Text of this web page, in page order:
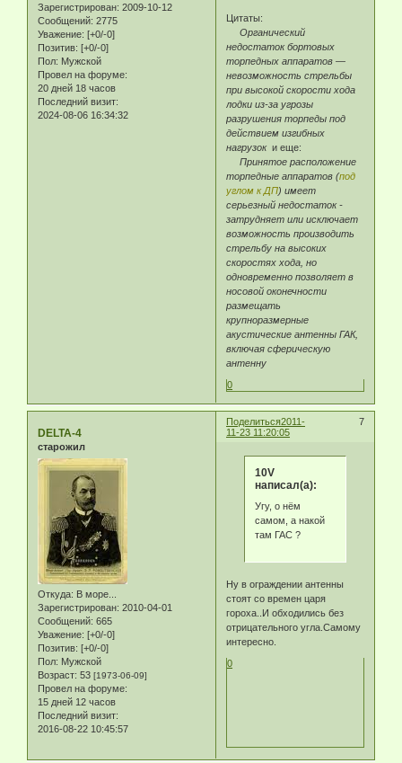
Зарегистрирован: 2009-10-12
Сообщений: 2775
Уважение: [+0/-0]
Позитив: [+0/-0]
Пол: Мужской
Провел на форуме:
20 дней 18 часов
Последний визит:
2024-08-06 16:34:32
Цитаты:
Органический
недостаток бортовых
торпедных аппаратов —
невозможность стрельбы
при высокой скорости хода
лодки из-за угрозы
разрушения торпеды под
действием изгибных
нагрузоки еще:
Принятое расположение
торпедные аппаратов (под
углом к ДП) имеет
серьезный недостаток -
затрудняет или исключает
возможность производить
стрельбу на высоких
скоростях хода, но
одновременно позволяет в
носовой оконечности
размещать
крупноразмерные
акустические антенны ГАК,
включая сферическую
антенну
0
Поделиться 7
2011-
11-23 11:20:05
DELTA-4
старожил
Откуда: В море...
Зарегистрирован: 2010-04-01
Сообщений: 665
Уважение: [+0/-0]
Позитив: [+0/-0]
Пол: Мужской
Возраст: 53 [1973-06-09]
Провел на форуме:
15 дней 12 часов
Последний визит:
2016-08-22 10:45:57
10V
написал(а):
Угу, о нём
самом, а накой
там ГАС ?
Ну в ограждении антенны
стоят со времен царя
гороха..И обходились без
отрицательного угла.Самому
интересно.
0